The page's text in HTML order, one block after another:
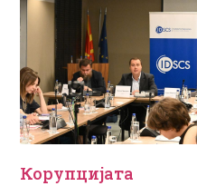
Корупцијата